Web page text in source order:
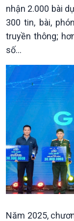
nhận 2.000 bài
300 tin, bài,
truyền thông;
số…
Năm 2025,